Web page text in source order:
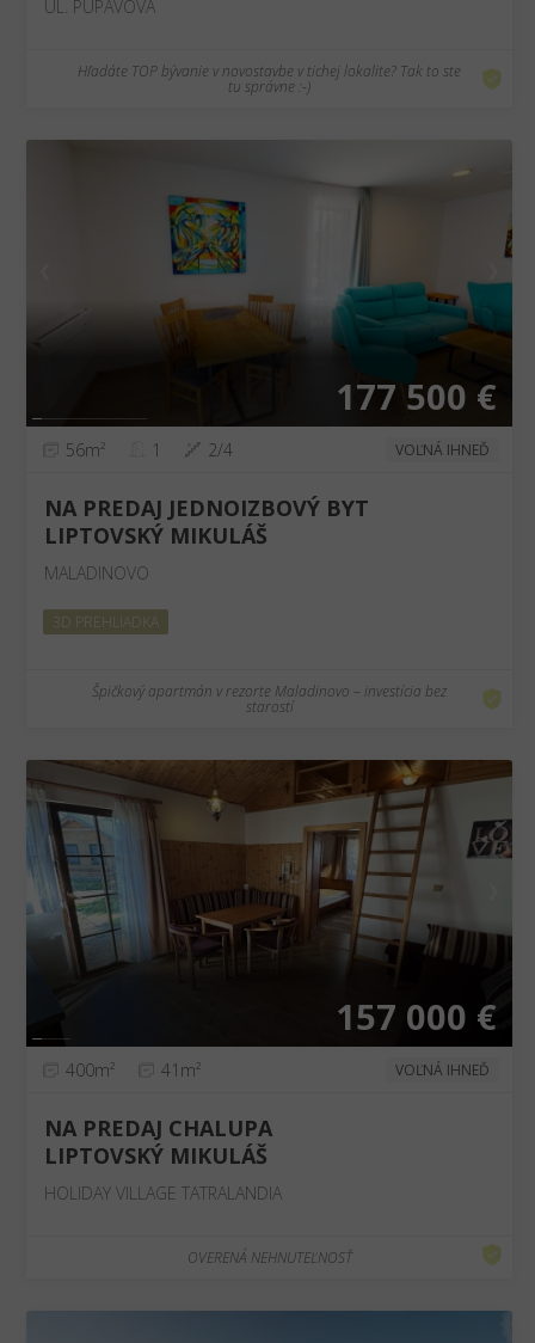
UL. PÚPAVOVÁ
Hľadáte TOP bývanie v novostavbe v tichej lokalite? Tak to ste
tu správne :-)
177 500 €
56m² 1 2/4 VOĽNÁ IHNEĎ
NA PREDAJ JEDNOIZBOVÝ BYT
LIPTOVSKÝ MIKULÁŠ
MALADINOVO
3D PREHLIADKA
Špičkový apartmán v rezorte Maladinovo – investícia bez
starostí
157 000 €
400m² 41m² VOĽNÁ IHNEĎ
NA PREDAJ CHALUPA
LIPTOVSKÝ MIKULÁŠ
HOLIDAY VILLAGE TATRALANDIA
OVERENÁ NEHNUTEĽNOSŤ